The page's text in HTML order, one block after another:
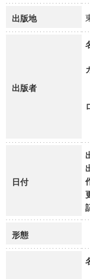
出版地
出版者
日付
形態